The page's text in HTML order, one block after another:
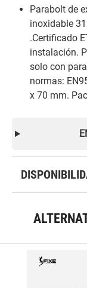
Parabolt de
inoxidable
.Certificado
instalación.
solo con
normas:
x 70 mm.